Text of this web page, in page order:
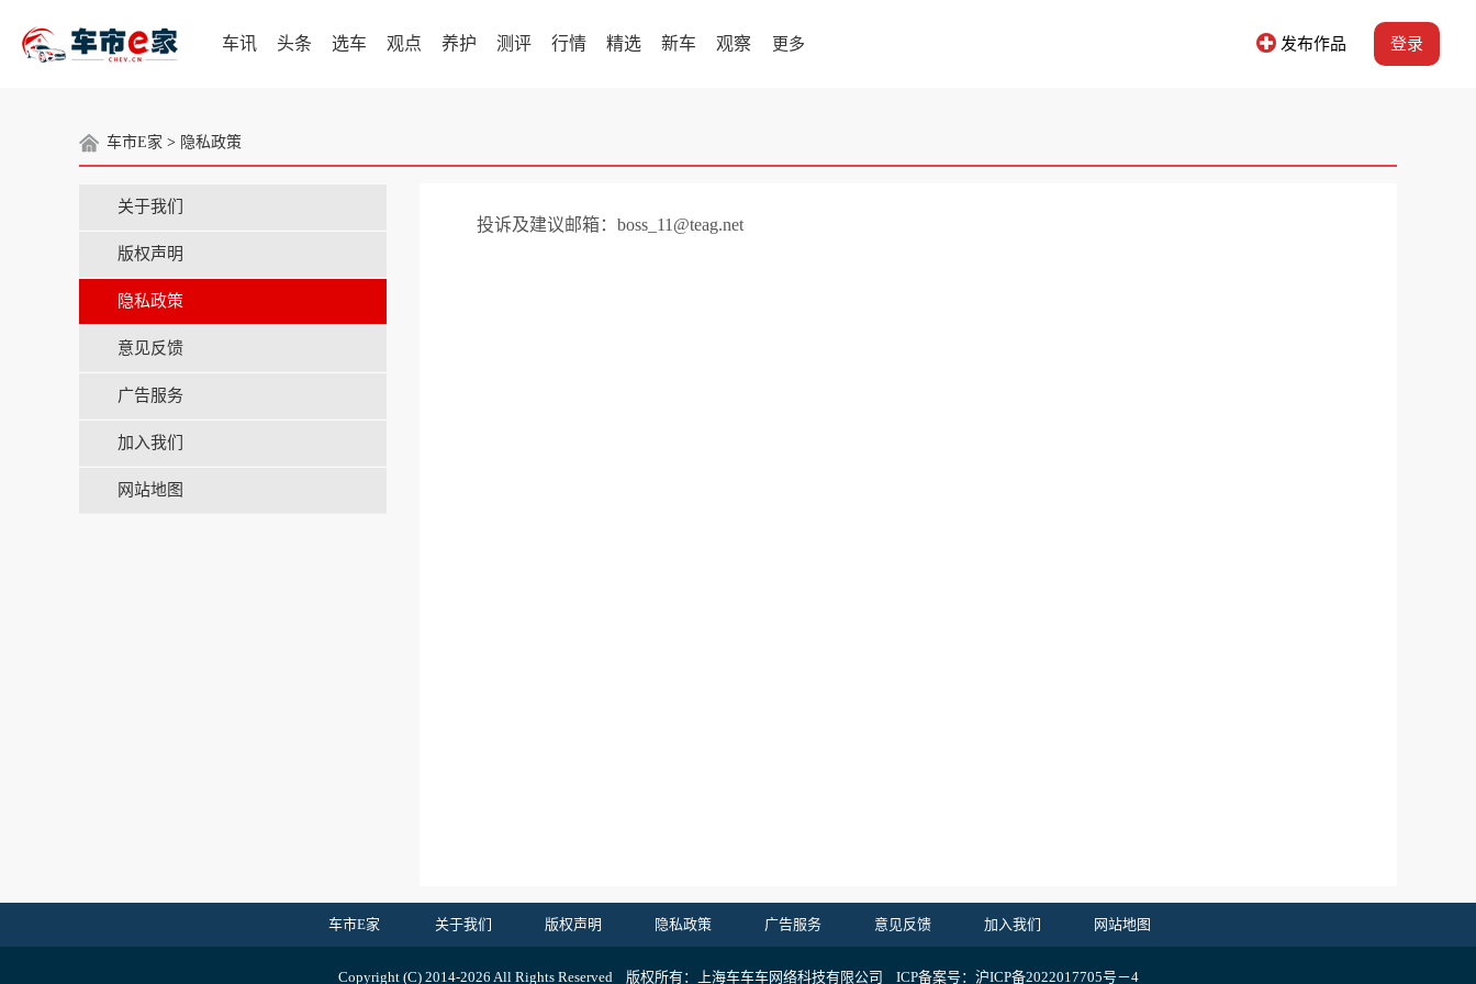
车讯 头条 选车 观点 养护 测评 行情 精选 新车 观察 更多 发布作品 登录
车市E家 > 隐私政策
关于我们
版权声明
隐私政策
意见反馈
广告服务
加入我们
网站地图
投诉及建议邮箱：boss_11@teag.net
车市E家 关于我们 版权声明 隐私政策 广告服务 意见反馈 加入我们 网站地图
Copyright (C) 2014-2026 All Rights Reserved 版权所有：上海车车车网络科技有限公司 ICP备案号：沪ICP备2022017705号－4